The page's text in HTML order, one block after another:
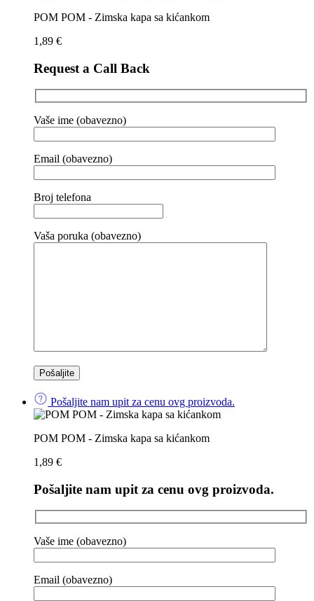
POM POM - Zimska kapa sa kićankom
1,89 €
Request a Call Back
Vaše ime (obavezno)
Email (obavezno)
Broj telefona
Vaša poruka (obavezno)
Pošaljite nam upit za cenu ovg proizvoda.
POM POM - Zimska kapa sa kićankom
1,89 €
Pošaljite nam upit za cenu ovg proizvoda.
Vaše ime (obavezno)
Email (obavezno)